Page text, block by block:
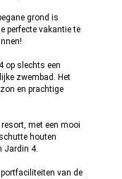
grond is
perfecte vakantie te
op slechts een
zwembad. Het
en prachtige
met een mooi
houten
Jardin 4.
van de